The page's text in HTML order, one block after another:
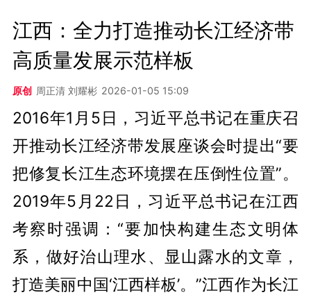
江西：全力打造推动长江经济带
高质量发展示范样板
原创 周正清 刘耀彬 2026-01-05 15:09
2016年1月5日，习近平总书记在重庆召
开推动长江经济带发展座谈会时提出“要
把修复长江生态环境摆在压倒性位置”。
2019年5月22日，习近平总书记在江西
考察时强调：“要加快构建生态文明体
系，做好治山理水、显山露水的文章，
打造美丽中国‘江西样板’。”江西作为长江